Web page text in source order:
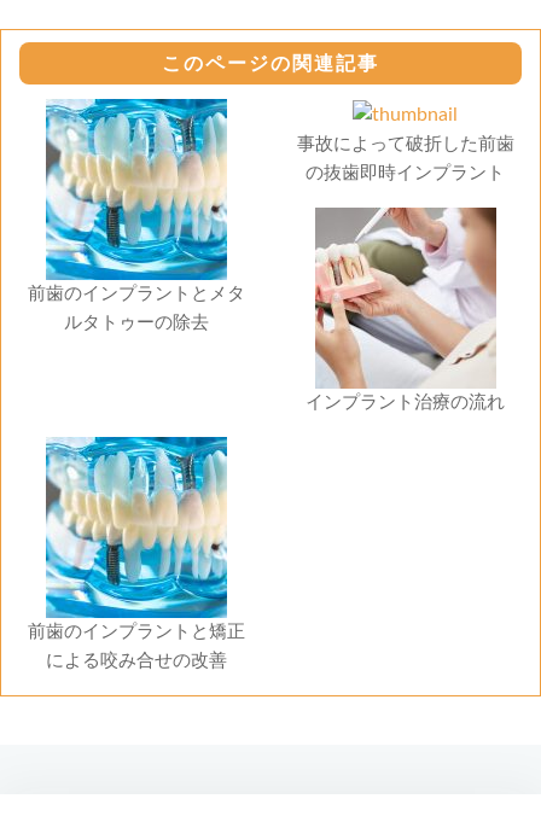
このページの関連記事
前歯のインプラントとメタ
ルタトゥーの除去
事故によって破折した前歯
の抜歯即時インプラント
インプラント治療の流れ
前歯のインプラントと矯正
による咬み合せの改善